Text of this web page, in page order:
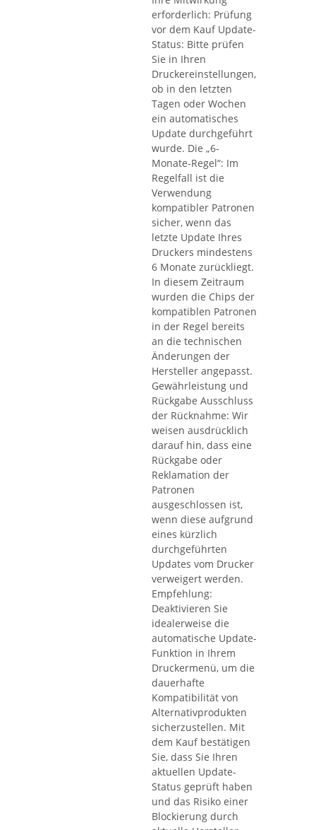
erforderlich: Prüfung
vor dem Kauf Update-
Status: Bitte prüfen
Sie in Ihren
Druckereinstellungen,
ob in den letzten
Tagen oder Wochen
ein automatisches
Update durchgeführt
wurde. Die „6-
Monate-Regel“: Im
Regelfall ist die
Verwendung
kompatibler Patronen
sicher, wenn das
letzte Update Ihres
Druckers mindestens
6 Monate zurückliegt.
In diesem Zeitraum
wurden die Chips der
kompatiblen Patronen
in der Regel bereits
an die technischen
Änderungen der
Hersteller angepasst.
Gewährleistung und
Rückgabe Ausschluss
der Rücknahme: Wir
weisen ausdrücklich
darauf hin, dass eine
Rückgabe oder
Reklamation der
Patronen
ausgeschlossen ist,
wenn diese aufgrund
eines kürzlich
durchgeführten
Updates vom Drucker
verweigert werden.
Empfehlung:
Deaktivieren Sie
idealerweise die
automatische Update-
Funktion in Ihrem
Druckermenü, um die
dauerhafte
Kompatibilität von
Alternativprodukten
sicherzustellen. Mit
dem Kauf bestätigen
Sie, dass Sie Ihren
aktuellen Update-
Status geprüft haben
und das Risiko einer
Blockierung durch